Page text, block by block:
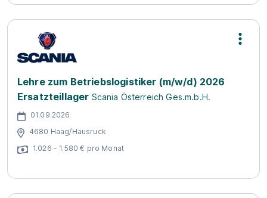
Lehre zum Betriebslogistiker (m/w/d) 2026
Ersatzteillager Scania Österreich Ges.m.b.H.
01.09.2026
4680 Haag/Hausruck
1.026 - 1.580 € pro Monat